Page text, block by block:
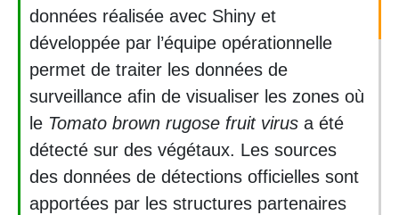
données réalisée avec Shiny et
développée par l’équipe opérationnelle
permet de traiter les données de
surveillance afin de visualiser les zones où
le Tomato brown rugose fruit virus a été
détecté sur des végétaux. Les sources
des données de détections officielles sont
apportées par les structures partenaires